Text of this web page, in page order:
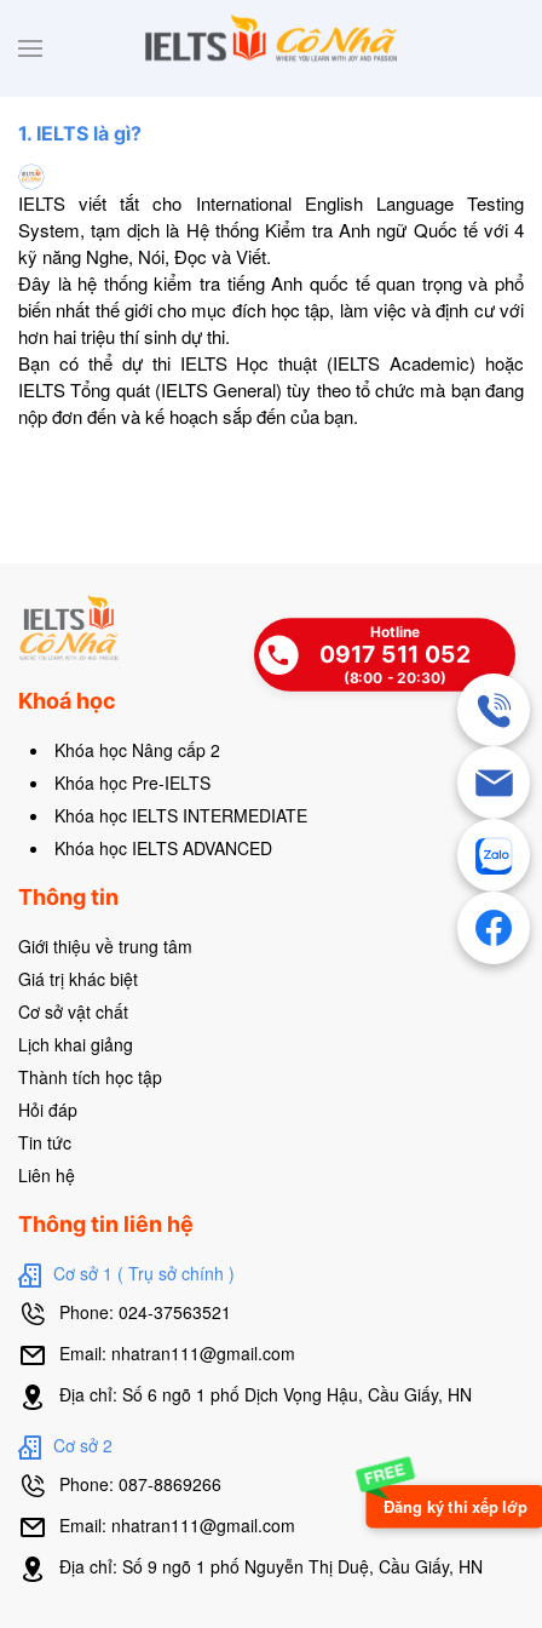
1. IELTS là gì?
IELTS viết tắt cho International English Language Testing
System, tạm dịch là Hệ thống Kiểm tra Anh ngữ Quốc tế với 4
kỹ năng Nghe, Nói, Đọc và Viết.
Đây là hệ thống kiểm tra tiếng Anh quốc tế quan trọng và phổ
biến nhất thế giới cho mục đích học tập, làm việc và định cư với
hơn hai triệu thí sinh dự thi.
Bạn có thể dự thi IELTS Học thuật (IELTS Academic) hoặc
IELTS Tổng quát (IELTS General) tùy theo tổ chức mà bạn đang
nộp đơn đến và kế hoạch sắp đến của bạn.
Khoá học
Khóa học Nâng cấp 2
Khóa học Pre-IELTS
Khóa học IELTS INTERMEDIATE
Khóa học IELTS ADVANCED
Hotline
0917 511 052
(8:00 - 20:30)
Thông tin
Giới thiệu về trung tâm
Giá trị khác biệt
Cơ sở vật chất
Lịch khai giảng
Thành tích học tập
Hỏi đáp
Tin tức
Liên hệ
Thông tin liên hệ
Cơ sở 1 ( Trụ sở chính )
Phone: 024-37563521
Email: nhatran111@gmail.com
Địa chỉ: Số 6 ngõ 1 phố Dịch Vọng Hậu, Cầu Giấy, HN
Cơ sở 2
Phone: 087-8869266
Email: nhatran111@gmail.com
Địa chỉ: Số 9 ngõ 1 phố Nguyễn Thị Duệ, Cầu Giấy, HN
Đăng ký thi xếp lớp